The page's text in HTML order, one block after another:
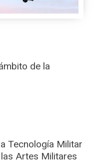
de la
Tecnología Militar
Artes Militares